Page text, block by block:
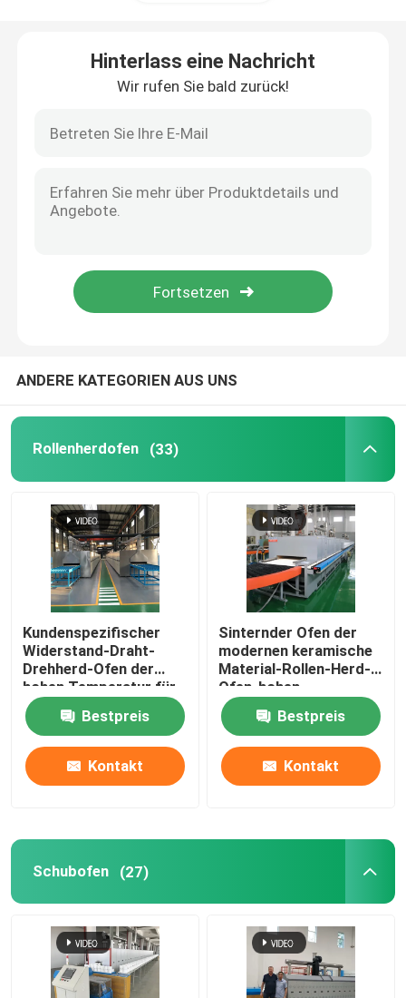
Shuttlebrennofen
Tunnelbrennofen
Hebeofen
Laufkatzenofen
Drehrohrofen
Vakuumofen
Rollenherdbrennofen
sinternder Ofen
Anoden-und Kathoden-materieller Ofen
Hinterlass eine Nachricht
Wir rufen Sie bald zurück!
ANDERE KATEGORIEN AUS UNS
Rollenherdofen (33)
Kundenspezifischer
Widerstand-Draht-
Drehherd-Ofen der
hohen Temperatur für
die sinternden Lithium-
Batterie-Materialien
Bestpreis
Kontakt
Sinternder Ofen der
modernen keramische
Material-Rollen-Herd-
Ofen-hohen
Temperatur
Bestpreis
Kontakt
Schubofen (27)